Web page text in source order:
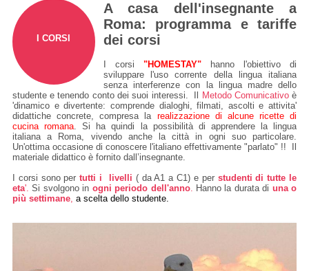
I CORSI
A casa dell'insegnante a
Roma: programma e tariffe
dei corsi
I corsi "HOMESTAY"
hanno l'obiettivo di
sviluppare l'uso corrente della lingua italiana
senza interferenze con la lingua madre dello
studente e tenendo conto dei suoi interessi. Il
Metodo Comunicativoè
'dinamico e divertente: comprende dialoghi, filmati, ascolti e attivita'
didattiche concrete, compresa la realizzazione di alcune ricette di
cucina romana. Si ha quindi la possibilità di apprendere la lingua
italiana a Roma, vivendo anche la città in ogni suo particolare.
Un'ottima occasione di conoscere l'italiano effettivamente "parlato" !! Il
materiale didattico è fornito dall’insegnante.
I corsi sono per tutti i livelli ( da A1 a C1) e perstudenti di tutte le
eta'. Si svolgono in ogni periodo dell'anno. Hanno la durata di una o
più settimane, a scelta dello studente.